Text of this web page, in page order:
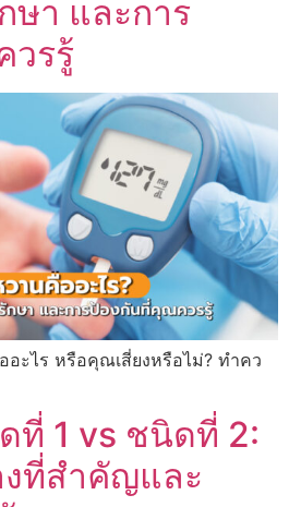
ษา และการ
รรู้
อะไร หรือคุณเสี่ยงหรือไม่? ทำคว
ที่ 1 vs ชนิดที่ 2:
ที่สำคัญและ